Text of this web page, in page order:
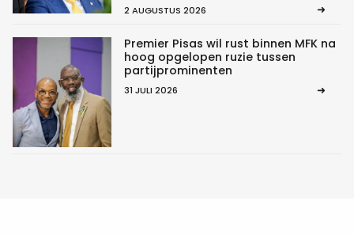
2 AUGUSTUS 2026
Premier Pisas wil rust binnen MFK na
hoog opgelopen ruzie tussen
partijprominenten
31 JULI 2026